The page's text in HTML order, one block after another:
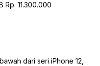
Rp. 11.300.000
dari seri iPhone 12,